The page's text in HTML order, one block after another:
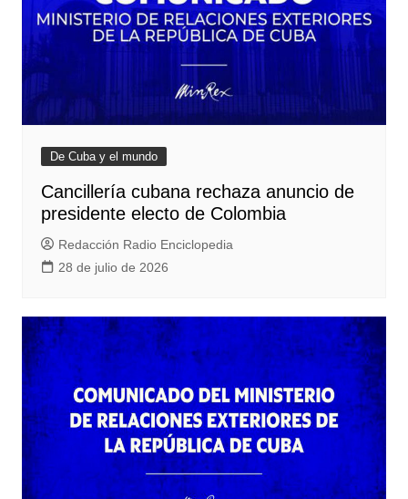
De Cuba y el mundo
Cancillería cubana rechaza anuncio de
presidente electo de Colombia
Redacción Radio Enciclopedia
28 de julio de 2026